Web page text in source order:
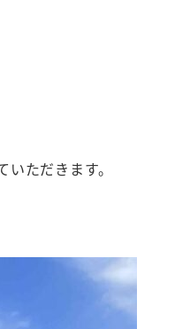
ただきます。